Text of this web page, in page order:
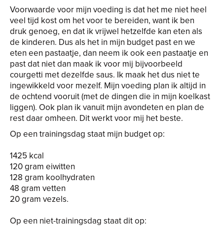
Voorwaarde voor mijn voeding is dat het me niet heel
veel tijd kost om het voor te bereiden, want ik ben
druk genoeg, en dat ik vrijwel hetzelfde kan eten als
de kinderen. Dus als het in mijn budget past en we
eten een pastaatje, dan neem ik ook een pastaatje en
past dat niet dan maak ik voor mij bijvoorbeeld
courgetti met dezelfde saus. Ik maak het dus niet te
ingewikkeld voor mezelf. Mijn voeding plan ik altijd in
de ochtend vooruit (met de dingen die in mijn koelkast
liggen). Ook plan ik vanuit mijn avondeten en plan de
rest daar omheen. Dit werkt voor mij het beste.
Op een trainingsdag staat mijn budget op:
1425 kcal
120 gram eiwitten
128 gram koolhydraten
48 gram vetten
20 gram vezels.
Op een niet-trainingsdag staat dit op: